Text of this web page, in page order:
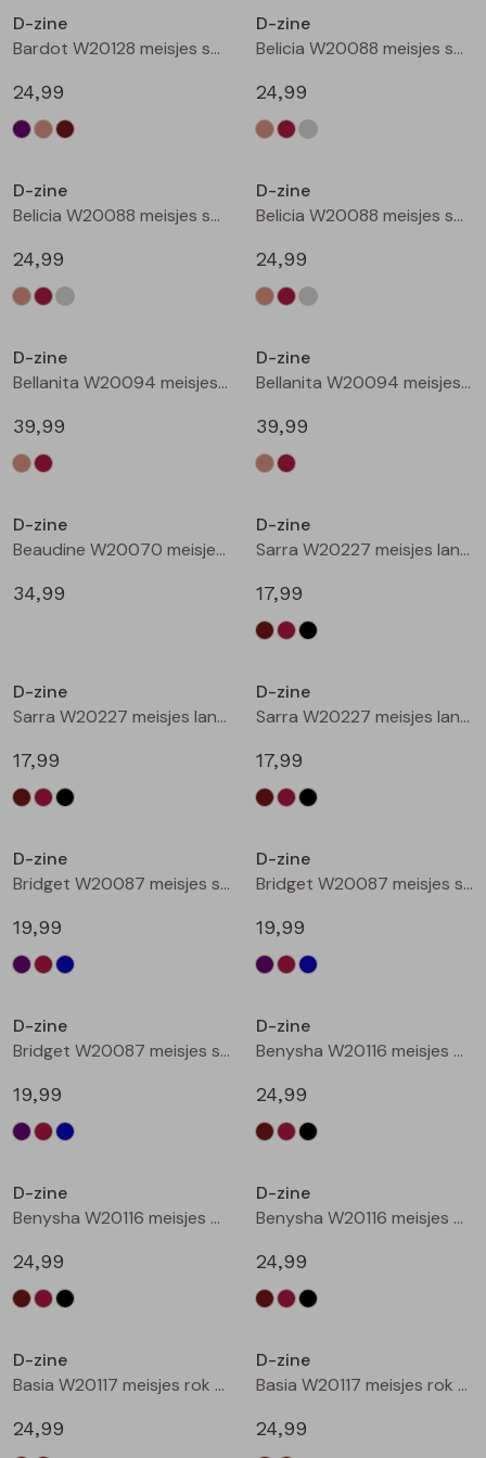
Blouses lange mouw
Sweatshirts
Gilet spencers
Jackjes
Blazers
Bermuda's
Bermuda's
Lange broek
Jackjes
Jassen
Leggings
Rokken
Lange broeken
Lange broeken
Leggings
T-shirts lange mouw
Tops
Vesten
D-zine
Bardot W20128 meisjes sweatshirt Bruin donker
24,99
D-zine
Belicia W20088 meisjes sweatshirt Ecru melee
24,99
D-zine
Belicia W20088 meisjes sweatshirt Wijnrood
24,99
D-zine
Belicia W20088 meisjes sweatshirt Grey melee
24,99
D-zine
Bellanita W20094 meisjes buiten jack Zand
39,99
D-zine
Bellanita W20094 meisjes buiten jack Wijnrood
39,99
D-zine
Beaudine W20070 meisjes lange broek Bruin donker
34,99
D-zine
Sarra W20227 meisjes lange broek Bruin donker
17,99
D-zine
Sarra W20227 meisjes lange broek Wijnrood
17,99
D-zine
Sarra W20227 meisjes lange broek Zwart
17,99
D-zine
Bridget W20087 meisjes sweatshirt Cyclaam
19,99
D-zine
Bridget W20087 meisjes sweatshirt Wijnrood
19,99
D-zine
Bridget W20087 meisjes sweatshirt Raf
19,99
D-zine
Benysha W20116 meisjes bermuda Bruin donker
24,99
D-zine
Benysha W20116 meisjes bermuda Wijnrood
24,99
D-zine
Benysha W20116 meisjes bermuda Zwart
24,99
D-zine
Basia W20117 meisjes rok kort Bruin donker
24,99
D-zine
Basia W20117 meisjes rok kort Bruin
24,99